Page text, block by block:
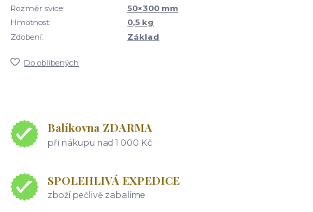
Rozměr svíce:
50×300 mm
Hmotnost:
0,5 kg
Zdobení:
Základ
Do oblíbených
Balíkovna ZDARMA
při nákupu nad 1 000 Kč
SPOLEHLIVÁ EXPEDICE
zboží pečlivě zabalíme